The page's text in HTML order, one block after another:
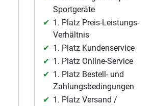
Sportgeräte
1. Platz Preis-Leistungs-
Verhältnis
1. Platz Kundenservice
1. Platz Online-Service
1. Platz Bestell- und
Zahlungsbedingungen
1. Platz Versand /